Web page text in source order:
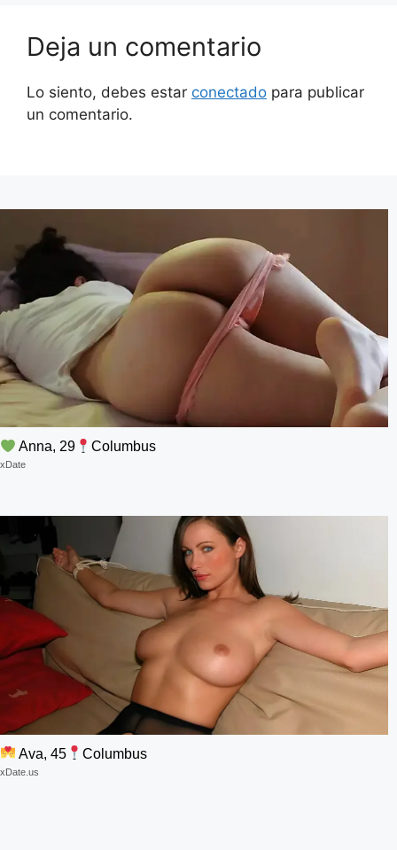
Deja un comentario
Lo siento, debes estar conectado para publicar
un comentario.
Anna, 29 Columbus
xDate
Ava, 45 Columbus
xDate.us